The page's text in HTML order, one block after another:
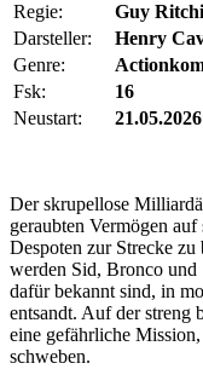
Regie:
Guy
Darsteller:
Henry
Genre:
Fsk:
16
Neustart:
21.05.2026
Der skrupellose
geraubten Vermögen
Despoten zur Strecke
werden Sid, Bronco und
dafür bekannt sind, in
entsandt. Auf der streng
eine gefährliche
schweben.